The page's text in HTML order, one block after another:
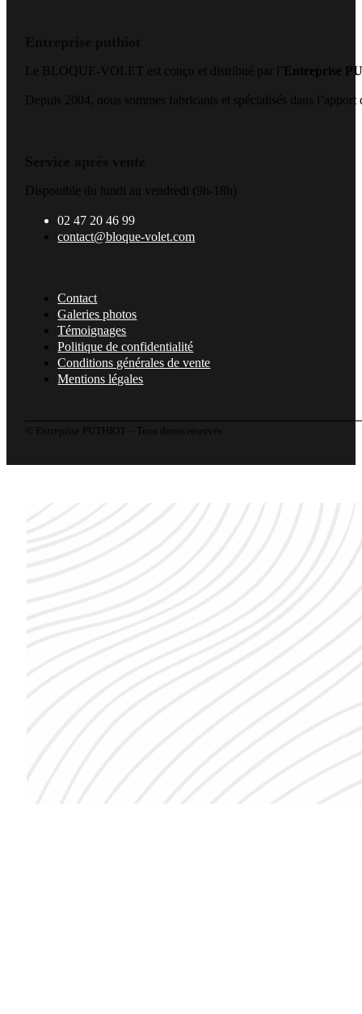
Le BLOQUE-VOLET est conçu et distribué par l’ Entreprise
Depuis 2004, nous sommes fabricants et spécialisés dans
Disponible du lundi au vendredi (9h-18h)
02 47 20 46 99
contact@bloque-volet.com
Contact
Galeries photos
Témoignages
Politique de confidentialité
Conditions générales de vente
Mentions légales
© Entreprise PUTHIOT – Tous droits réservés